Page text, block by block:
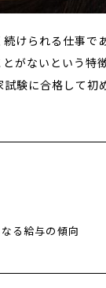
続けられる仕事
がないという特
験に合格して
る給与の傾向